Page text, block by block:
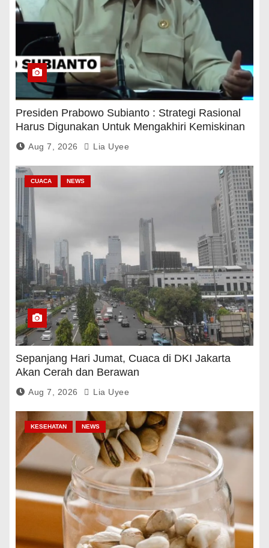
Presiden Prabowo Subianto : Strategi Rasional
Harus Digunakan Untuk Mengakhiri Kemiskinan
Aug 7, 2026 Lia Uyee
CUACA NEWS
Sepanjang Hari Jumat, Cuaca di DKI Jakarta
Akan Cerah dan Berawan
Aug 7, 2026 Lia Uyee
KESEHATAN NEWS